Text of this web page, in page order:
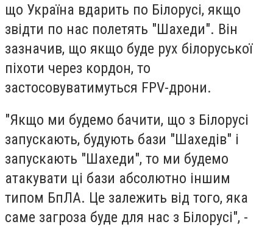
що Україна вдарить по Білорусі, якщо
звідти по нас полетять "Шахеди". Він
зазначив, що якщо буде рух білоруської
піхоти через кордон, то
застосовуватимуться FPV-дрони.
"Якщо ми будемо бачити, що з Білорусі
запускають, будують бази "Шахедів" і
запускають "Шахеди", то ми будемо
атакувати ці бази абсолютно іншим
типом БпЛА. Це залежить від того, яка
саме загроза буде для нас з Білорусі", -